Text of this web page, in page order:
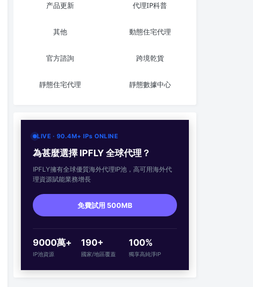
产品更新 代理IP科普
其他 動態住宅代理
官方諮詢 跨境乾貨
靜態住宅代理 靜態數據中心
LIVE · 90.4M+ IPs ONLINE
為甚麼選擇 IPFLY 全球代理？
IPFLY擁有全球優質海外代理IP池，高可用海外代
理資源賦能業務增長
免費試用 500MB
9000萬+
IP池資源
190+
國家/地區覆蓋
100%
獨享高純淨IP